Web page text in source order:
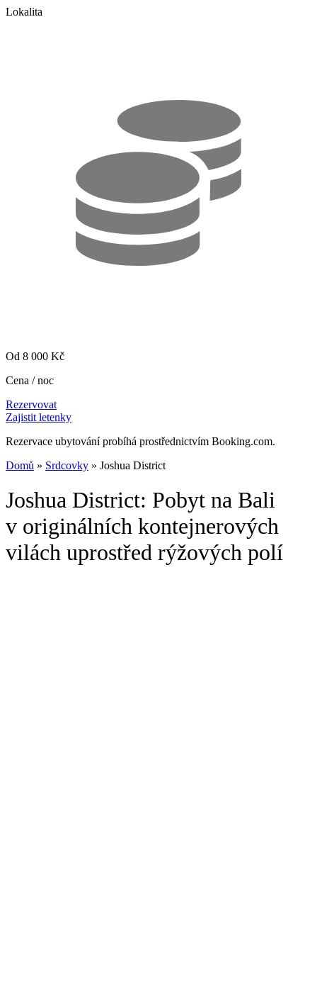
Lokalita
Od 8 000 Kč
Cena / noc
Rezervovat
Zajistit letenky
Rezervace ubytování probíhá prostřednictvím Booking.com.
Domů » Srdcovky » Joshua District
Joshua District: Pobyt na Bali
v originálních kontejnerových
vilách uprostřed rýžových polí